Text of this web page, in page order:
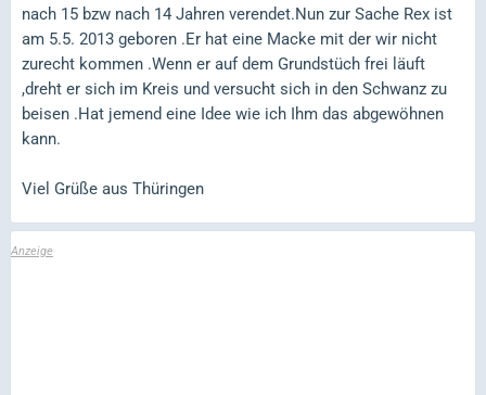
nach 15 bzw nach 14 Jahren verendet.Nun zur Sache Rex ist
am 5.5. 2013 geboren .Er hat eine Macke mit der wir nicht
zurecht kommen .Wenn er auf dem Grundstüch frei läuft
,dreht er sich im Kreis und versucht sich in den Schwanz zu
beisen .Hat jemend eine Idee wie ich Ihm das abgewöhnen
kann.
Viel Grüße aus Thüringen